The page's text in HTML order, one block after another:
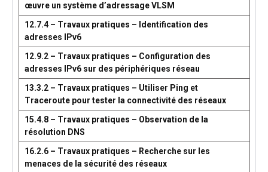
œuvre un système d’adressage VLSM
12.7.4 – Travaux pratiques – Identification des
adresses IPv6
12.9.2 – Travaux pratiques – Configuration des
adresses IPv6 sur des périphériques réseau
13.3.2 – Travaux pratiques – Utiliser Ping et
Traceroute pour tester la connectivité des réseaux
15.4.8 – Travaux pratiques – Observation de la
résolution DNS
16.2.6 – Travaux pratiques – Recherche sur les
menaces de la sécurité des réseaux